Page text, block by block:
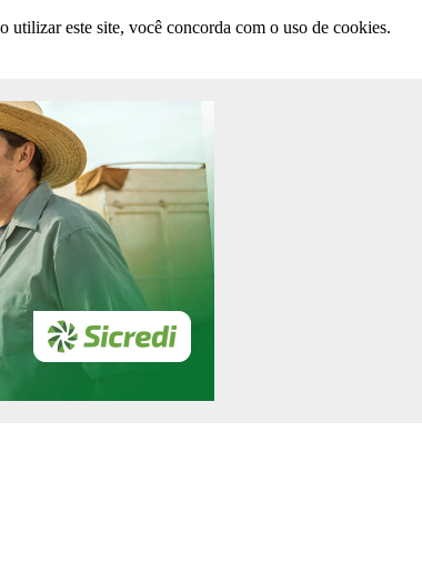
este site, você concorda com o uso de cookies.